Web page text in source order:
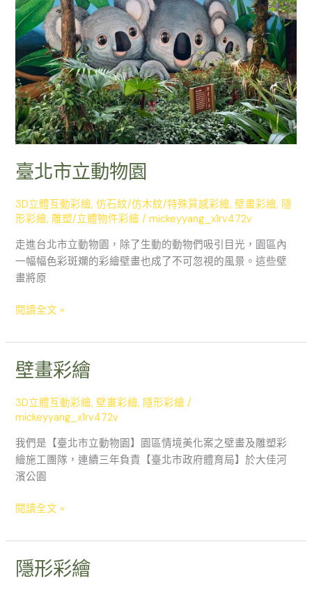
臺北市立動物園
3D立體互動彩繪,仿石紋/仿木紋/特殊質感彩繪,壁畫彩繪, 隱
形彩繪,雕塑/立體物件彩繪 /mickeyyang_x1rv472v
走進台北市立動物園，除了生動的動物們吸引目光，園區內
一幅幅色彩斑斕的彩繪壁畫也成了不可忽視的風景。這些壁
畫將原
動
物
園
閱讀全文 »
壁畫彩繪
3D立體互動彩繪,壁畫彩繪, 隱形彩繪 /
mickeyyang_x1rv472v
我們是【臺北市立動物園】園區情境美化案之壁畫及雕塑彩
繪施工團隊，連續三年負責【臺北市政府體育局】於大佳河
濱公園
壁
畫
彩
繪
閱讀全文 »
隱形彩繪
隱
形